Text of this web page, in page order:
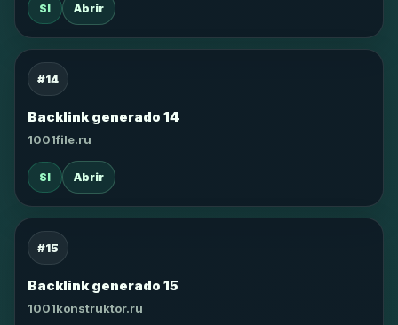
SI Abrir
#14
Backlink generado 14
1001file.ru
SI Abrir
#15
Backlink generado 15
1001konstruktor.ru